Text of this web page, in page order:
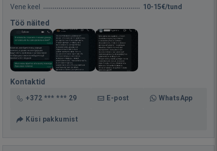
Vene keel 10-15€/tund
Töö näited
Kontaktid
+372 *** *** 29 E-post WhatsApp
Küsi pakkumist